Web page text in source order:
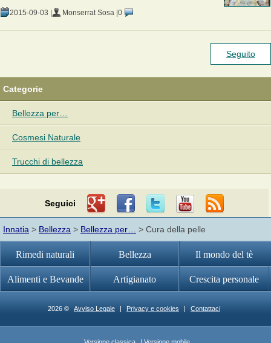
2015-09-03 | Monserrat Sosa | 0
Seguito
Categorie
Bellezza per…
Cosmesi Naturale
Trucchi di bellezza
Seguici
Innatia > Bellezza > Bellezza per… > Cura della pelle
Rimedi naturali Bellezza Il mondo del tè
Alimenti e Bevande Artigianato Crescita personale
2026 © Avviso Legale | Privacy e cookies | Contattaci